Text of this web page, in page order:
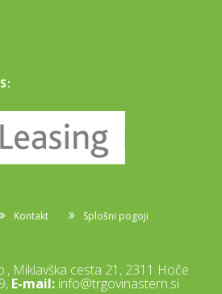
Kontakt Splošni pogoji
Miklavška cesta 21, 2311 Hoče
E-mail: info@trgovinastern.si